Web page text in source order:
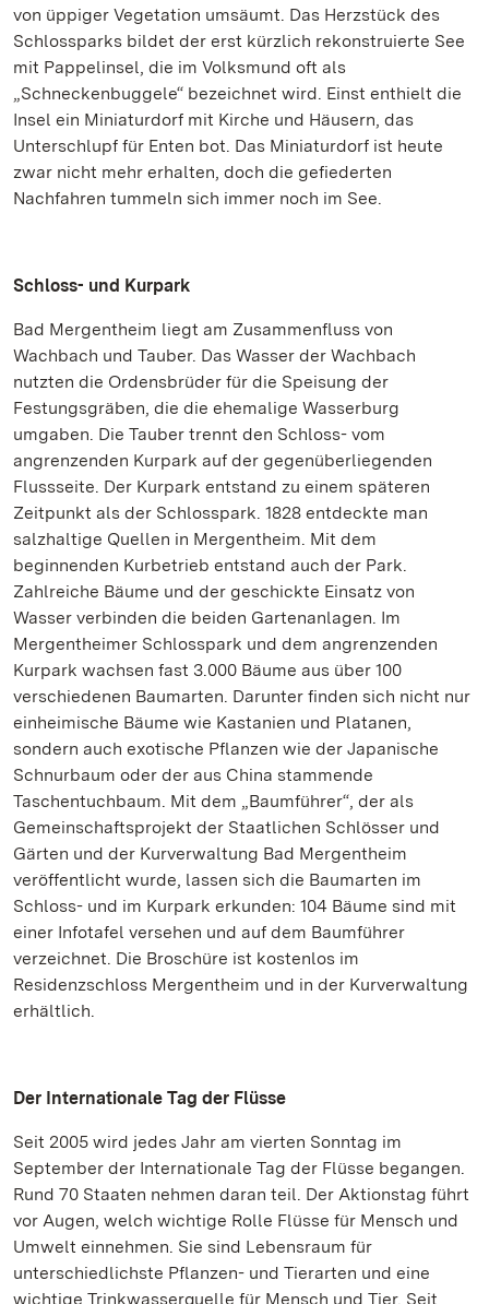
von üppiger Vegetation umsäumt. Das Herzstück des
Schlossparks bildet der erst kürzlich rekonstruierte See
mit Pappelinsel, die im Volksmund oft als
„Schneckenbuggele“ bezeichnet wird. Einst enthielt die
Insel ein Miniaturdorf mit Kirche und Häusern, das
Unterschlupf für Enten bot. Das Miniaturdorf ist heute
zwar nicht mehr erhalten, doch die gefiederten
Nachfahren tummeln sich immer noch im See.
Schloss- und Kurpark
Bad Mergentheim liegt am Zusammenfluss von
Wachbach und Tauber. Das Wasser der Wachbach
nutzten die Ordensbrüder für die Speisung der
Festungsgräben, die die ehemalige Wasserburg
umgaben. Die Tauber trennt den Schloss- vom
angrenzenden Kurpark auf der gegenüberliegenden
Flussseite. Der Kurpark entstand zu einem späteren
Zeitpunkt als der Schlosspark. 1828 entdeckte man
salzhaltige Quellen in Mergentheim. Mit dem
beginnenden Kurbetrieb entstand auch der Park.
Zahlreiche Bäume und der geschickte Einsatz von
Wasser verbinden die beiden Gartenanlagen. Im
Mergentheimer Schlosspark und dem angrenzenden
Kurpark wachsen fast 3.000 Bäume aus über 100
verschiedenen Baumarten. Darunter finden sich nicht nur
einheimische Bäume wie Kastanien und Platanen,
sondern auch exotische Pflanzen wie der Japanische
Schnurbaum oder der aus China stammende
Taschentuchbaum. Mit dem „Baumführer“, der als
Gemeinschaftsprojekt der Staatlichen Schlösser und
Gärten und der Kurverwaltung Bad Mergentheim
veröffentlicht wurde, lassen sich die Baumarten im
Schloss- und im Kurpark erkunden: 104 Bäume sind mit
einer Infotafel versehen und auf dem Baumführer
verzeichnet. Die Broschüre ist kostenlos im
Residenzschloss Mergentheim und in der Kurverwaltung
erhältlich.
Der Internationale Tag der Flüsse
Seit 2005 wird jedes Jahr am vierten Sonntag im
September der Internationale Tag der Flüsse begangen.
Rund 70 Staaten nehmen daran teil. Der Aktionstag führt
vor Augen, welch wichtige Rolle Flüsse für Mensch und
Umwelt einnehmen. Sie sind Lebensraum für
unterschiedlichste Pflanzen- und Tierarten und eine
wichtige Trinkwasserquelle für Mensch und Tier. Seit